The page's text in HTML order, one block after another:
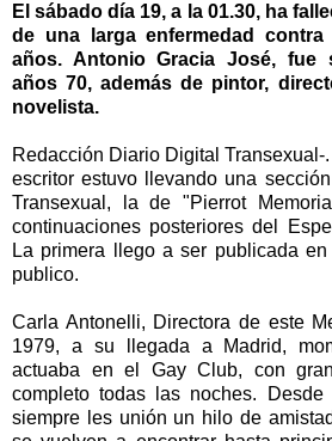
El sábado día 19, a la 01.30, ha
de una larga enfermedad
años. Antonio Gracia José, fue
años 70, además de pintor,
novelista.
Redacción Diario Digital Transexual-
escritor estuvo llevando una
Transexual, la de "Pierrot
continuaciones posteriores del
La primera llego a ser publicada
publico.
Carla Antonelli, Directora de este
1979, a su llegada a Madrid,
actuaba en el Gay Club, con
completo todas las noches.
siempre les unión un hilo de